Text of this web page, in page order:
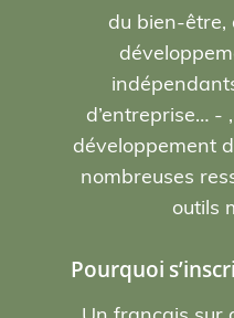
du bien-être,
d’entreprise… -
développement
nombreuses
outils
Pourquoi